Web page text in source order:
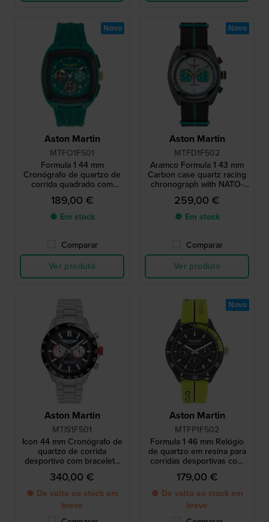
Aston Martin
MTFO1F501
Formula 1 44 mm
Cronógrafo de quartzo de
corrida quadrado com
bracelete de silicone
189,00 €
● Em stock
Comparar
Ver produto
Novo
Aston Martin
MTFD1F502
Aramco Formula 1 43 mm
Carbon case quartz racing
chronograph with NATO-
strap
259,00 €
● Em stock
Comparar
Ver produto
Novo
Aston Martin
MTIS1F501
Icon 44 mm Cronógrafo de
quartzo de corrida
desportivo com bracelete
em aço inoxidável
340,00 €
● De volta ao stock em
breve
Aston Martin
MTFP1F502
Formula 1 46 mm Relógio
de quartzo em resina para
corridas desportivas com
bracelete de silicone
179,00 €
● De volta ao stock em
breve
Novo